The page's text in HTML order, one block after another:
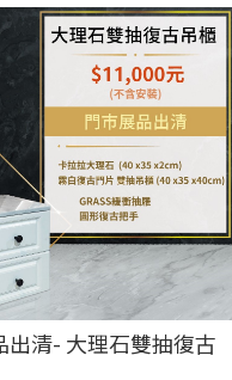
出清- 大理石雙抽復古